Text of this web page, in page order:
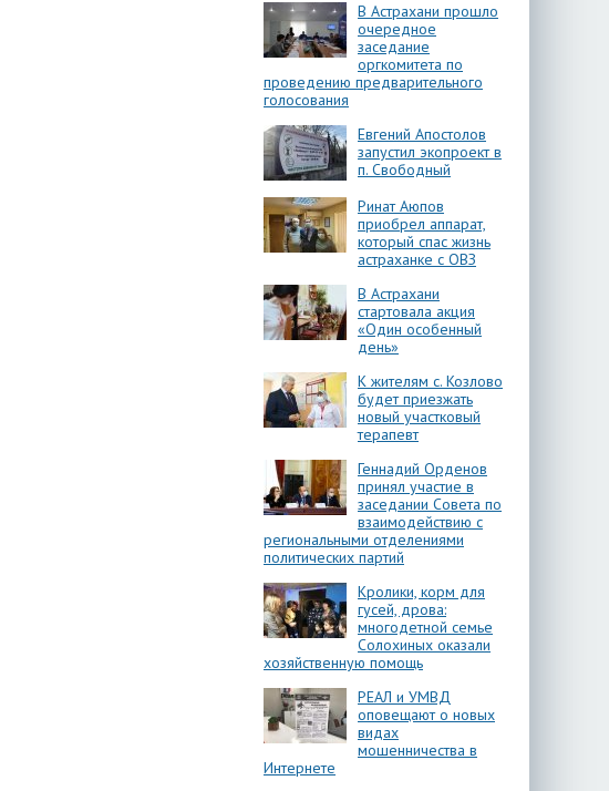
В Астрахани прошло
очередное
заседание
оргкомитета по
проведению предварительного
голосования
Евгений Апостолов
запустил экопроект в
п. Свободный
Ринат Аюпов
приобрел аппарат,
который спас жизнь
астраханке с ОВЗ
В Астрахани
стартовала акция
«Один особенный
день»
К жителям с. Козлово
будет приезжать
новый участковый
терапевт
Геннадий Орденов
принял участие в
заседании Совета по
взаимодействию с
региональными отделениями
политических партий
Кролики, корм для
гусей, дрова:
многодетной семье
Солохиных оказали
хозяйственную помощь
РЕАЛ и УМВД
оповещают о новых
видах
мошенничества в
Интернете